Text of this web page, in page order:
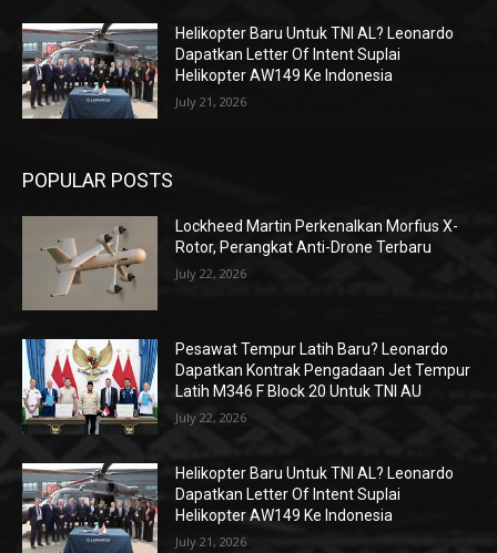
Helikopter Baru Untuk TNI AL? Leonardo
Dapatkan Letter Of Intent Suplai
Helikopter AW149 Ke Indonesia
July 21, 2026
POPULAR POSTS
Lockheed Martin Perkenalkan Morfius X-
Rotor, Perangkat Anti-Drone Terbaru
July 22, 2026
Pesawat Tempur Latih Baru? Leonardo
Dapatkan Kontrak Pengadaan Jet Tempur
Latih M346 F Block 20 Untuk TNI AU
July 22, 2026
Helikopter Baru Untuk TNI AL? Leonardo
Dapatkan Letter Of Intent Suplai
Helikopter AW149 Ke Indonesia
July 21, 2026